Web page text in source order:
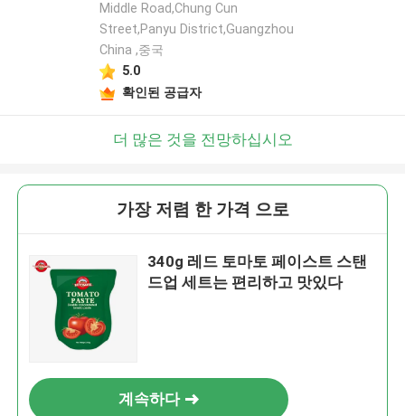
Middle Road,Chung Cun
Street,Panyu District,Guangzhou
China ,중국
5.0
확인된 공급자
더 많은 것을 전망하십시오
가장 저렴 한 가격 으로
340g 레드 토마토 페이스트 스탠
드업 세트는 편리하고 맛있다
계속하다